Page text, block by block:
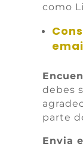
como
debes
parte
Envia